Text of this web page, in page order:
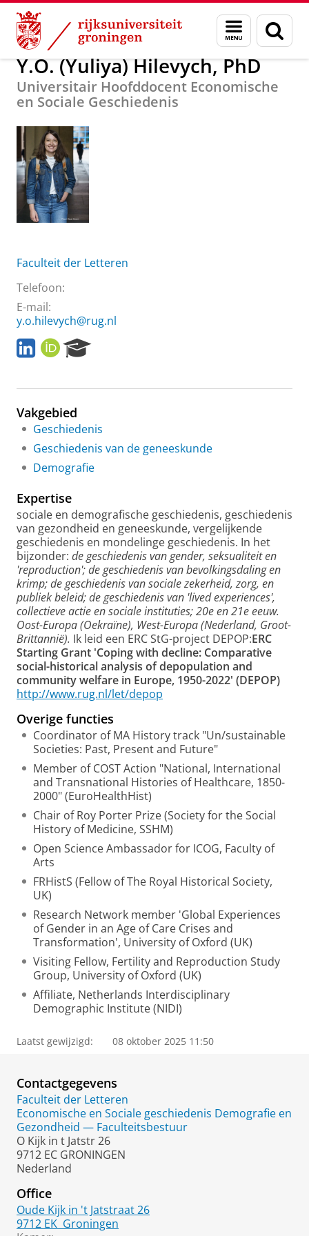
Skip
Content
Skip
Navigation
Menu
en
zoeken
Over ons Y.O. (Yuliya) Hilevych, PhD
Y.O. (Yuliya) Hilevych, PhD
Universitair Hoofddocent Economische
en Sociale Geschiedenis
Faculteit der Letteren
Telefoon:
E-mail:
y.o.hilevych@rug.nl
L
i
k
d
I
n
O
R
I
e
c
h
P
o
a
l
Vakgebied
Geschiedenis
Geschiedenis van de geneeskunde
Demografie
Expertise
sociale en demografische geschiedenis, geschiedenis
van gezondheid en geneeskunde, vergelijkende
geschiedenis en mondelinge geschiedenis. In het
bijzonder: de geschiedenis van gender, seksualiteit en
'reproduction'; de geschiedenis van bevolkingsdaling en
krimp; de geschiedenis van sociale zekerheid, zorg, en
publiek beleid; de geschiedenis van 'lived experiences',
collectieve actie en sociale instituties; 20e en 21e eeuw.
Oost-Europa (Oekraïne), West-Europa (Nederland, Groot-
Brittannië). Ik leid een ERC StG-project DEPOP:ERC
Starting Grant 'Coping with decline: Comparative
social-historical analysis of depopulation and
community welfare in Europe, 1950-2022' (DEPOP)
http://www.rug.nl/let/depop
Overige functies
Coordinator of MA History track "Un/sustainable
Societies: Past, Present and Future"
Member of COST Action "National, International
and Transnational Histories of Healthcare, 1850-
2000" (EuroHealthHist)
Chair of Roy Porter Prize (Society for the Social
History of Medicine, SSHM)
Open Science Ambassador for ICOG, Faculty of
Arts
FRHistS (Fellow of The Royal Historical Society,
UK)
Research Network member 'Global Experiences
of Gender in an Age of Care Crises and
Transformation', University of Oxford (UK)
Visiting Fellow, Fertility and Reproduction Study
Group, University of Oxford (UK)
Affiliate, Netherlands Interdisciplinary
Demographic Institute (NIDI)
Laatst gewijzigd: 08 oktober 2025 11:50
Contactgegevens
Faculteit der Letteren
Economische en Sociale geschiedenis Demografie en
Gezondheid — Faculteitsbestuur
O Kijk in t Jatstr 26
9712 EC GRONINGEN
Nederland
Office
Oude Kijk in 't Jatstraat 26
9712 EK Groningen